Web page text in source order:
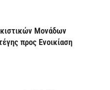
Μονάδων
προς Ενοικίαση